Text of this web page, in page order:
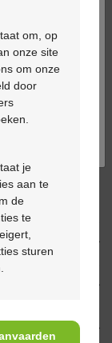
om, op
onze site
om onze
door
je
aan te
de
te
sturen